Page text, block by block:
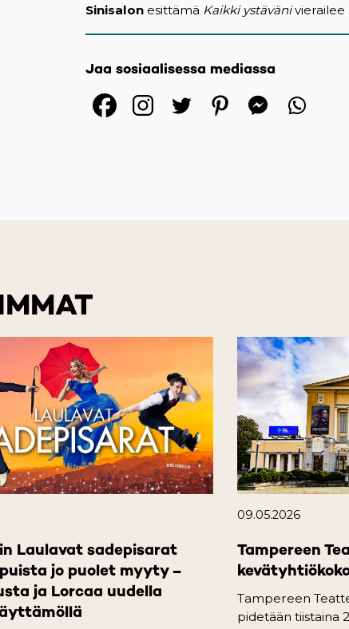
Sinisalon esittämä Kaikki ystävänivierailee
Jaa sosiaalisessa mediassa
(opens in a new
(opens in a
(opens in a
Laulavat sadepisarat
jo puolet myyty –
ja Lorcaa uudella
09.05.2026
Tampereen
Tampereen
pidetään tiistaina